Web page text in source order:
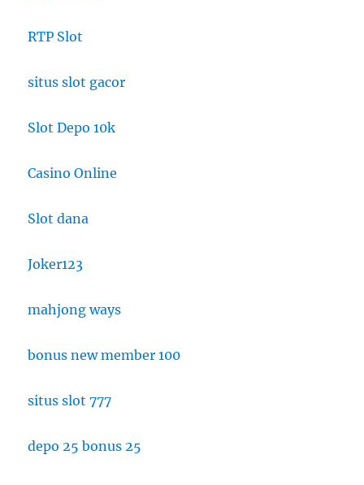
RTP Slot
situs slot gacor
Slot Depo 10k
Casino Online
Slot dana
Joker123
mahjong ways
bonus new member 100
situs slot 777
depo 25 bonus 25